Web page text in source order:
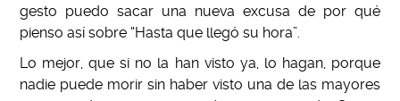
gesto puedo sacar una nueva excusa de por qué
pienso así sobre “Hasta que llegó su hora”.
Lo mejor, que si no la han visto ya, lo hagan, porque
nadie puede morir sin haber visto una de las mayores